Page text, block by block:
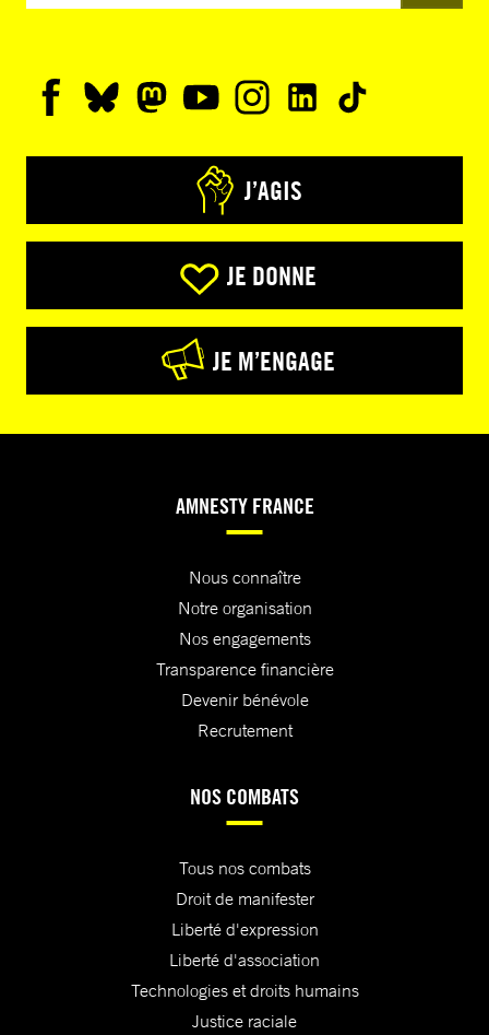
J’AGIS
JE DONNE
JE M’ENGAGE
AMNESTY FRANCE
Nous connaître
Notre organisation
Nos engagements
Transparence financière
Devenir bénévole
Recrutement
NOS COMBATS
Tous nos combats
Droit de manifester
Liberté d'expression
Liberté d'association
Technologies et droits humains
Justice raciale